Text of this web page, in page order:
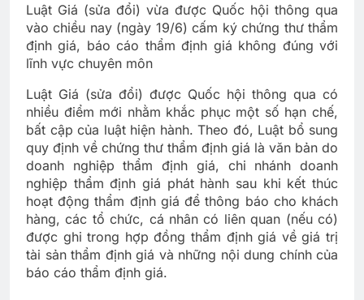
Luật Giá (sửa đổi) vừa được Quốc hội thông qua
vào chiều nay (ngày 19/6) cấm ký chứng thư thẩm
định giá, báo cáo thẩm định giá không đúng với
lĩnh vực chuyên môn
Luật Giá (sửa đổi) được Quốc hội thông qua có
nhiều điểm mới nhằm khắc phục một số hạn chế,
bất cập của luật hiện hành. Theo đó, Luật bổ sung
quy định về chứng thư thẩm định giá là văn bản do
doanh nghiệp thẩm định giá, chi nhánh doanh
nghiệp thẩm định giá phát hành sau khi kết thúc
hoạt động thẩm định giá để thông báo cho khách
hàng, các tổ chức, cá nhân có liên quan (nếu có)
được ghi trong hợp đồng thẩm định giá về giá trị
tài sản thẩm định giá và những nội dung chính của
báo cáo thẩm định giá.